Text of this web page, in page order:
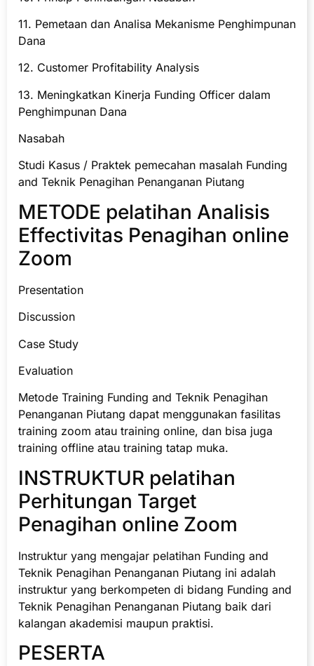
11. Pemetaan dan Analisa Mekanisme Penghimpunan
Dana
12. Customer Profitability Analysis
13. Meningkatkan Kinerja Funding Officer dalam
Penghimpunan Dana
Nasabah
Studi Kasus / Praktek pemecahan masalah Funding
and Teknik Penagihan Penanganan Piutang
METODE pelatihan Analisis
Effectivitas Penagihan online
Zoom
Presentation
Discussion
Case Study
Evaluation
Metode Training Funding and Teknik Penagihan
Penanganan Piutang dapat menggunakan fasilitas
training zoom atau training online, dan bisa juga
training offline atau training tatap muka.
INSTRUKTUR pelatihan
Perhitungan Target
Penagihan online Zoom
Instruktur yang mengajar pelatihan Funding and
Teknik Penagihan Penanganan Piutang ini adalah
instruktur yang berkompeten di bidang Funding and
Teknik Penagihan Penanganan Piutang baik dari
kalangan akademisi maupun praktisi.
PESERTA